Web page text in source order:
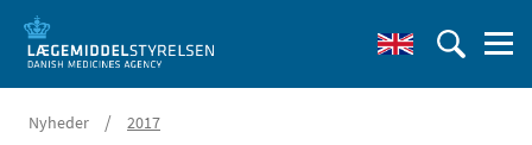
Nyheder / 2017